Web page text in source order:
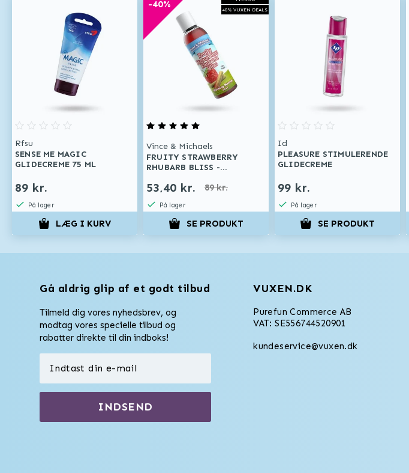
Rfsu
SENSE ME MAGIC
GLIDECREME 75 ML
89 kr.
På lager
LÆG I KURV
40% VUXEN DEALS
-40%
Vince & Michaels
FRUITY STRAWBERRY
RHUBARB BLISS -
53,40 kr. 89 kr.
På lager
SE PRODUKT
Id
PLEASURE STIMULERENDE
GLIDECREME
99 kr.
På lager
SE PRODUKT
Gå aldrig glip af et godt tilbud
Tilmeld dig vores nyhedsbrev, og
modtag vores specielle tilbud og
rabatter direkte til din indboks!
INDSEND
VUXEN.DK
Purefun Commerce AB
VAT: SE556744520901
kundeservice@vuxen.dk